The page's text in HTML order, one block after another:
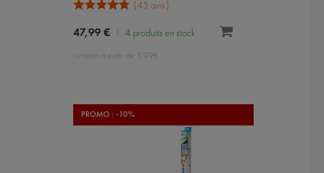
45 avis
47,99 € 4 produits en stock
Livraison à partir de 3,99€
PROMO : -10%